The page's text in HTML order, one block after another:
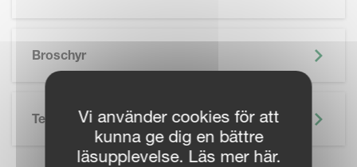
Broschyr
SKIP BROCHURE
Teknisk Specifikation
Vi använder cookies för att
kunna ge dig en bättre
läsupplevelse. Läs mer här.